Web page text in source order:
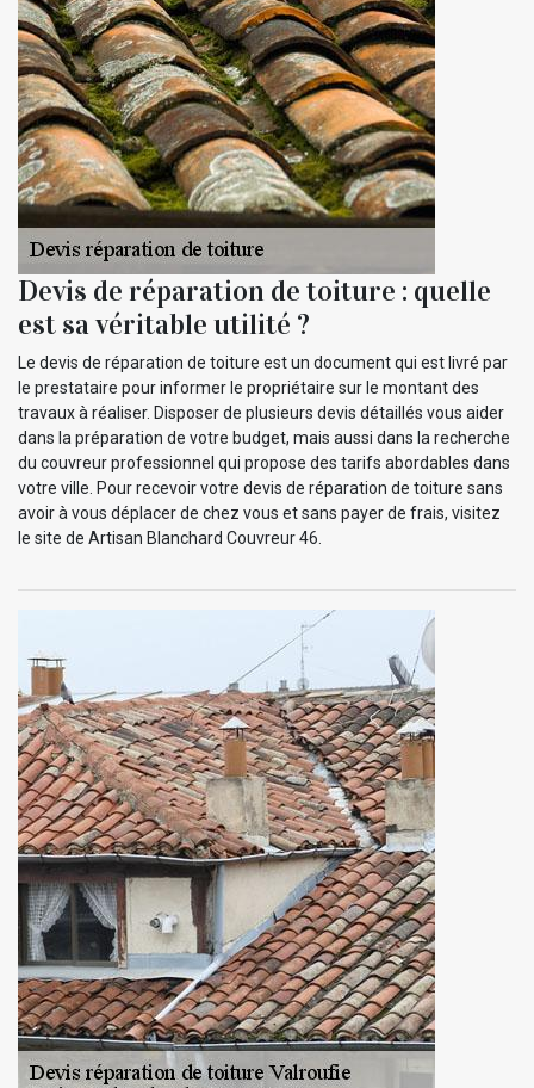
Devis de réparation de toiture : quelle
est sa véritable utilité ?
Le devis de réparation de toiture est un document qui est livré par
le prestataire pour informer le propriétaire sur le montant des
travaux à réaliser. Disposer de plusieurs devis détaillés vous aider
dans la préparation de votre budget, mais aussi dans la recherche
du couvreur professionnel qui propose des tarifs abordables dans
votre ville. Pour recevoir votre devis de réparation de toiture sans
avoir à vous déplacer de chez vous et sans payer de frais, visitez
le site de Artisan Blanchard Couvreur 46.